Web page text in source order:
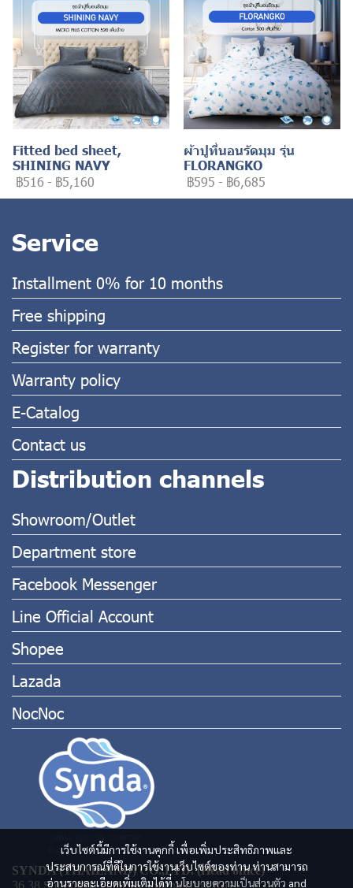
Fitted bed sheet,
SHINING NAVY
฿516 - ฿5,160
ผ้าปูที่นอนรัดมุม รุ่น
FLORANGKO
฿595 - ฿6,685
เว็บไซต์นี้มีการใช้งานคุกกี้ เพื่อเพิ่มประสิทธิภาพและ
ประสบการณ์ที่ดีในการใช้งานเว็บไซต์ของท่าน ท่านสามารถ
อ่านรายละเอียดเพิ่มเติมได้ที่นโยบายความเป็นส่วนตัว and
Service
Installment 0% for 10 months
Free shipping
Register for warranty
Warranty policy
E-Catalog
Contact us
Distribution channels
Showroom/Outlet
Department store
Facebook Messenger
Line Official Account
Shopee
Lazada
NocNoc
SYNDA (THAILAND) CO.,LTD. (Head office)
36,38 Soi Pracha Uthit 16, Pracha Uthit Rd.,